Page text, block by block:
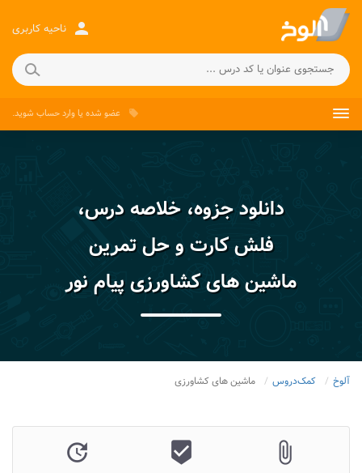
person ناحیه کاربری
local_offer عضو شده یاوارد حساب شوید.
دانلود جزوه، خلاصه درس،
فلش کارت و حل تمرین
ماشین های کشاورزی پیام نور
آلوخ کمک‌دروس ماشین های کشاورزی
attach_file
beenhere
update